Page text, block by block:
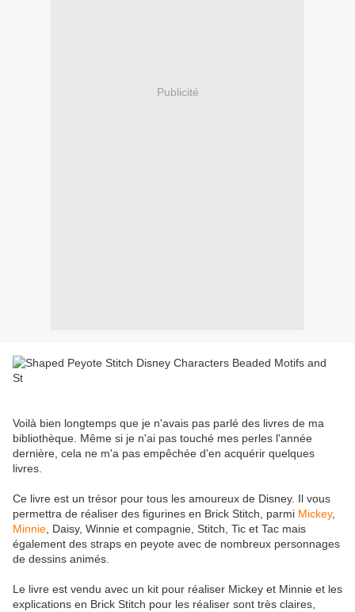
Publicité
Voilà bien longtemps que je n'avais pas parlé des livres de ma
bibliothèque. Même si je n'ai pas touché mes perles l'année
dernière, cela ne m'a pas empêchée d'en acquérir quelques
livres.
Ce livre est un trésor pour tous les amoureux de Disney. Il vous
permettra de réaliser des figurines en Brick Stitch, parmi Mickey,
Minnie , Daisy, Winnie et compagnie, Stitch, Tic et Tac mais
également des straps en peyote avec de nombreux personnages
de dessins animés.
Le livre est vendu avec un kit pour réaliser Mickey et Minnie et les
explications en Brick Stitch pour les réaliser sont très claires,